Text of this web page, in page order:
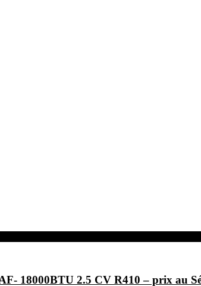
18000BTU 2.5 CV R410 – prix au